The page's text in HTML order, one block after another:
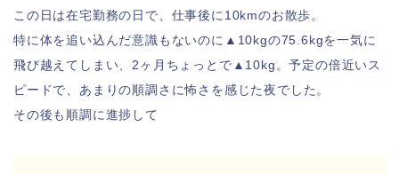
この日は在宅勤務の日で、仕事後に10kmのお散歩。
特に体を追い込んだ意識もないのに▲10kgの75.6kgを一気に
飛び越えてしまい、2ヶ月ちょっとで▲10kg。予定の倍近いス
ピードで、あまりの順調さに怖さを感じた夜でした。
その後も順調に進捗して